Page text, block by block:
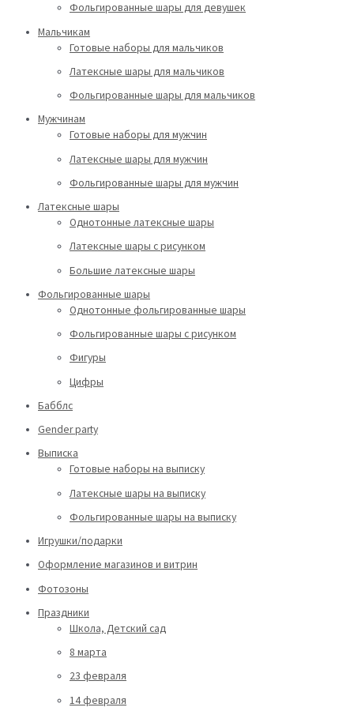
Фольгированные шары для девушек
Мальчикам
Готовые наборы для мальчиков
Латексные шары для мальчиков
Фольгированные шары для мальчиков
Мужчинам
Готовые наборы для мужчин
Латексные шары для мужчин
Фольгированные шары для мужчин
Латексные шары
Однотонные латексные шары
Латексные шары с рисунком
Большие латексные шары
Фольгированные шары
Однотонные фольгированные шары
Фольгированные шары с рисунком
Фигуры
Цифры
Бабблс
Gender party
Выписка
Готовые наборы на выписку
Латексные шары на выписку
Фольгированные шары на выписку
Игрушки/подарки
Оформление магазинов и витрин
Фотозоны
Праздники
Школа, Детский сад
8 марта
23 февраля
14 февраля